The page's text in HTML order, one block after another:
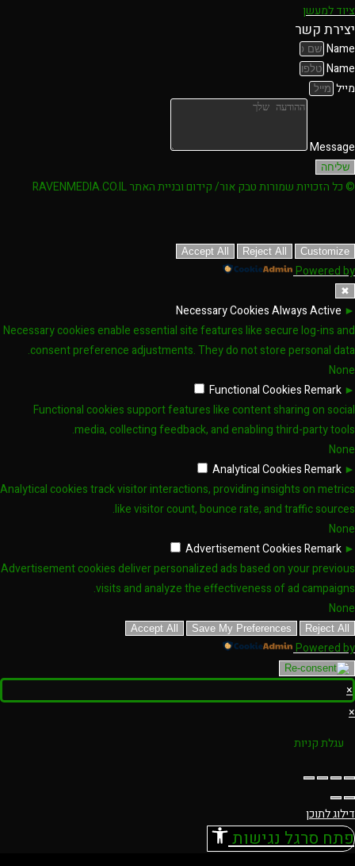
ציוד למעשן
יצירת קשר
Name
Name
מייל
Message
שליחה
© כל הזכויות שמורות טבק אור/ קידום ובניית האתר RAVENMEDIA.CO.IL
Customize
Reject All
Accept All
Powered by
✖
►
Necessary CookiesAlways Active
Necessary cookies enable essential site features like secure log-ins and
consent preference adjustments. They do not store personal data.
None
►
Functional CookiesRemark
Functional cookies support features like content sharing on social
media, collecting feedback, and enabling third-party tools.
None
►
Analytical CookiesRemark
Analytical cookies track visitor interactions, providing insights on metrics
like visitor count, bounce rate, and traffic sources.
None
►
Advertisement CookiesRemark
Advertisement cookies deliver personalized ads based on your previous
visits and analyze the effectiveness of ad campaigns.
None
Reject All
Save My Preferences
Accept All
Powered by
×
×
עגלת קניות
דילוג לתוכן
פתח סרגל נגישות